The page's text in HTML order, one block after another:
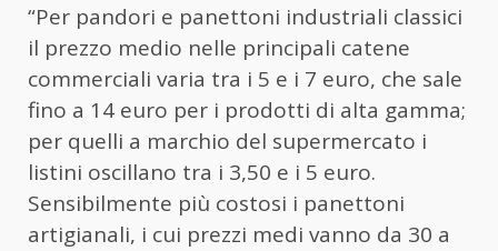
“Per pandori e panettoni industriali classici
il prezzo medio nelle principali catene
commerciali varia tra i 5 e i 7 euro, che sale
fino a 14 euro per i prodotti di alta gamma;
per quelli a marchio del supermercato i
listini oscillano tra i 3,50 e i 5 euro.
Sensibilmente più costosi i panettoni
artigianali, i cui prezzi medi vanno da 30 a